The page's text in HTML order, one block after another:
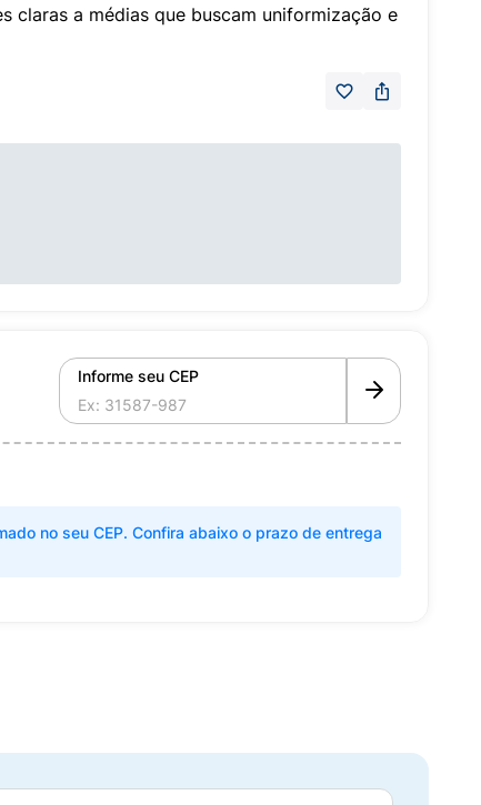
claras a médias que buscam uniformização e
Informe seu CEP
no seu CEP. Confira abaixo o prazo de entrega